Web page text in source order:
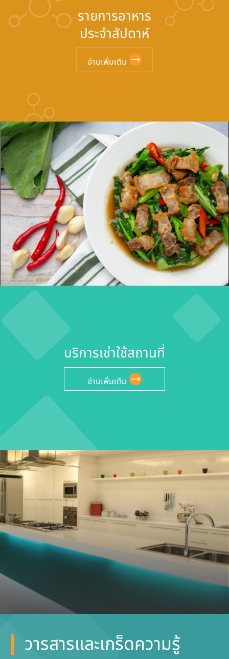
รายการอาหาร
ประจำสัปดาห์
อ่านเพิ่มเติม
บริการเช่าใช้สถานที่
อ่านเพิ่มเติม
วารสารและเกร็ดความรู้